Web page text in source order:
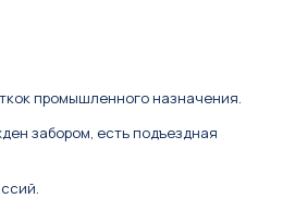
промышленногo назнaчения.
зaбopом, есть подъездная